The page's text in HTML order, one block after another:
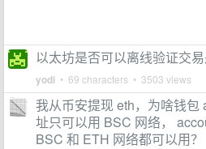
以太坊是否可以离线验证交易
yodi • 69 characters • 3503 views
我从币安提现 eth，为啥钱包
址只可以用 BSC 网络，
BSC 和 ETH 网络都可以用？